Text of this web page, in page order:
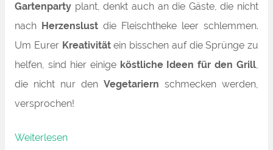
Gartenparty plant, denkt auch an die Gäste, die nicht
nach Herzenslust die Fleischtheke leer schlemmen.
Um Eurer Kreativitätein bisschen auf die Sprünge zu
helfen, sind hier einige köstliche Ideen für den Grill,
die nicht nur den Vegetariern schmecken werden,
versprochen!
Weiterlesen„Endlich